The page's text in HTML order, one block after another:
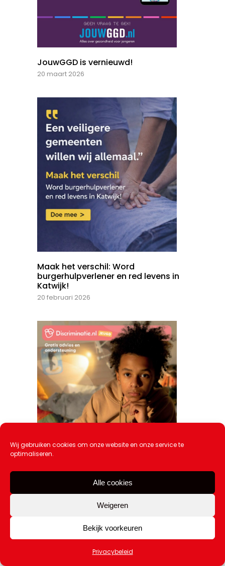
Wij gebruiken cookies om onze website en onze service te
optimaliseren.
Alle cookies
Weigeren
Bekijk voorkeuren
Privacybeleid
JouwGGD is vernieuwd!
20 maart 2026
Maak het verschil: Word
burgerhulpverlener en red levens in
Katwijk!
20 februari 2026
Niet oké? Praat erover!
Discriminatie.nl – Jeugd